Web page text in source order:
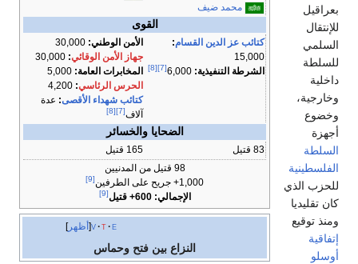
محمد ضيف
القوى
كتائب عز الدين القسام:
15,000
الشرطة التنفيذية:
[7]
[8]
الأمن الوطني:
جهاز الأمن الوقائي:
المخابرات العامة:
الحرس الرئاسي:
كتائب شهداء الأقصى: عدة
آلاف[7]
[8]
الضحايا والخسائر
83 قتيل
165 قتيل
98 قتيل من المدنيين
1,000+ جريح على الطرفين
[9]
الإجمالي: 600+ قتيل [9]
أظهر v t e
النزاع بين فتح وحماس
بعراقيل
للإنتقال
السلمي
للسلطة
داخلية
وخارجية،
وخضوع
أجهزة
السلطة
الفلسطينية
للحزب الذي
كان تقليديا
ومنذ توقيع
إتفاقية
أوسلو